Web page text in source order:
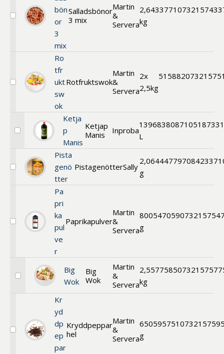
Välj
bön
or
3
mix
Salladsbönor
3 mix
Martin
&
Servera
2,6
kg
433771
Välj
Ro
tfr
ukt
sw
ok
Rotfruktswok
Martin
&
Servera
2x
2,5kg
515882
Välj
Manis
Ketja
p
Manis
Ketjap
Manis
Inproba
1
L
396838
Välj
Pista
genö
tter
PistagenötterSally
2,064
g
447797
Välj
Pa
pri
ka
pul
ve
r
Paprikapulver
Martin
&
Servera
800
g
547059
Välj
Wok
Big
Wok
Big
Wok
Martin
&
Servera
2,5
kg
577585
Välj
Kr
yd
dp
ep
par
Kryddpeppar
hel
Martin
&
Servera
650
g
595751